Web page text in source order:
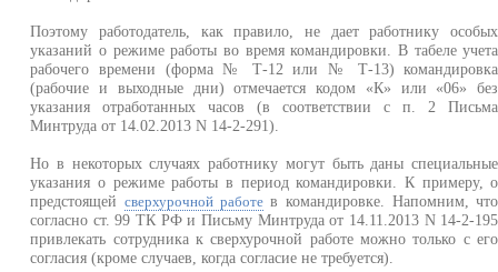
Поэтому работодатель, как правило, не дает работнику особых
указаний о режиме работы во время командировки. В табеле учета
рабочего времени (форма № Т-12 или № Т-13) командировка
(рабочие и выходные дни) отмечается кодом «К» или «06» без
указания отработанных часов (в соответствии с п. 2 Письма
Минтруда от 14.02.2013 N 14-2-291).
Но в некоторых случаях работнику могут быть даны специальные
указания о режиме работы в период командировки. К примеру, о
предстоящей сверхурочной работев командировке. Напомним, что
согласно ст. 99 ТК РФ и Письму Минтруда от 14.11.2013 N 14-2-195
привлекать сотрудника к сверхурочной работе можно только с его
согласия (кроме случаев, когда согласие не требуется).